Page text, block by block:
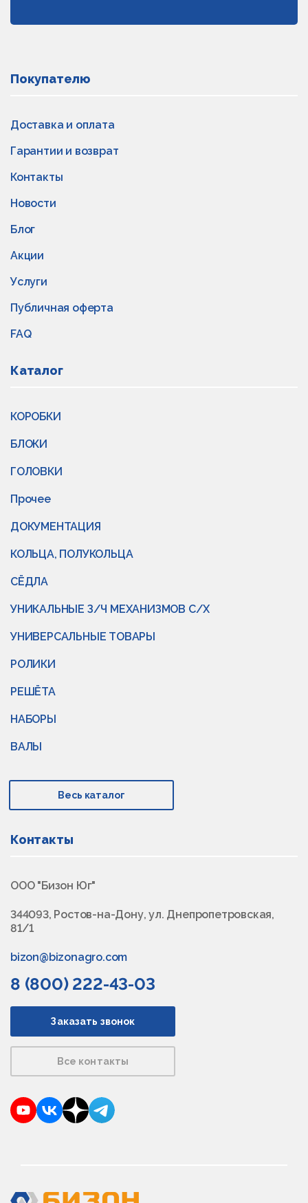
Покупателю
Доставка и оплата
Гарантии и возврат
Контакты
Новости
Блог
Акции
Услуги
Публичная оферта
FAQ
Каталог
КОРОБКИ
БЛОКИ
ГОЛОВКИ
Прочее
ДОКУМЕНТАЦИЯ
КОЛЬЦА, ПОЛУКОЛЬЦА
СЁДЛА
УНИКАЛЬНЫЕ З/Ч МЕХАНИЗМОВ С/Х
УНИВЕРСАЛЬНЫЕ ТОВАРЫ
РОЛИКИ
РЕШЁТА
НАБОРЫ
ВАЛЫ
Весь каталог
Контакты
ООО "Бизон Юг"
344093, Ростов-на-Дону, ул. Днепропетровская,
81/1
bizon@bizonagro.com
8 (800) 222-43-03
Заказать звонок
Все контакты
YouTubeVKontakte
DzenTelegram